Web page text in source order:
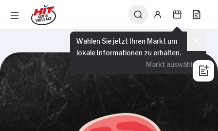
Wählen Sie jetzt Ihren Markt um
lokale Informationen zu erhalten.
Markt auswählen